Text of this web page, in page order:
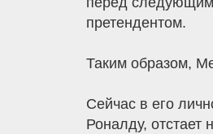
претендентом.
Таким образом,
Сейчас в его
Роналду, отстает